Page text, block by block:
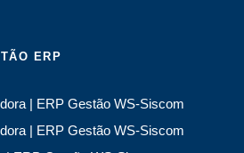
ERP
| ERP Gestão WS-Siscom
| ERP Gestão WS-Siscom